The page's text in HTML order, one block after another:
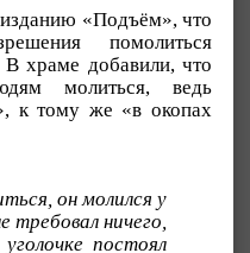
«Подъём», что
помолиться
В храме добавили, что
молиться, ведь
к тому же «в окопах
он молился у
требовал ничего,
постоял